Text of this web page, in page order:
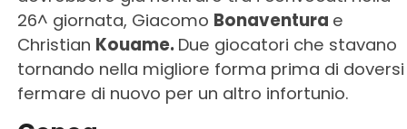
26^ giornata, Giacomo Bonaventura e
Christian Kouame. Due giocatori che stavano
tornando nella migliore forma prima di doversi
fermare di nuovo per un altro infortunio.